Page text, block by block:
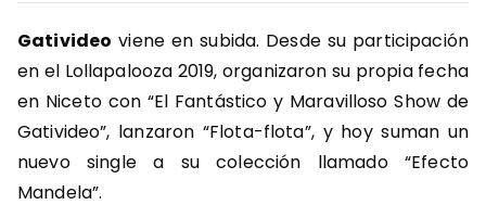
Gativideo viene en subida. Desde su participación
en el Lollapalooza 2019, organizaron su propia fecha
en Niceto con “El Fantástico y Maravilloso Show de
Gativideo”, lanzaron “Flota-flota”, y hoy suman un
nuevo single a su colección llamado “Efecto
Mandela”.